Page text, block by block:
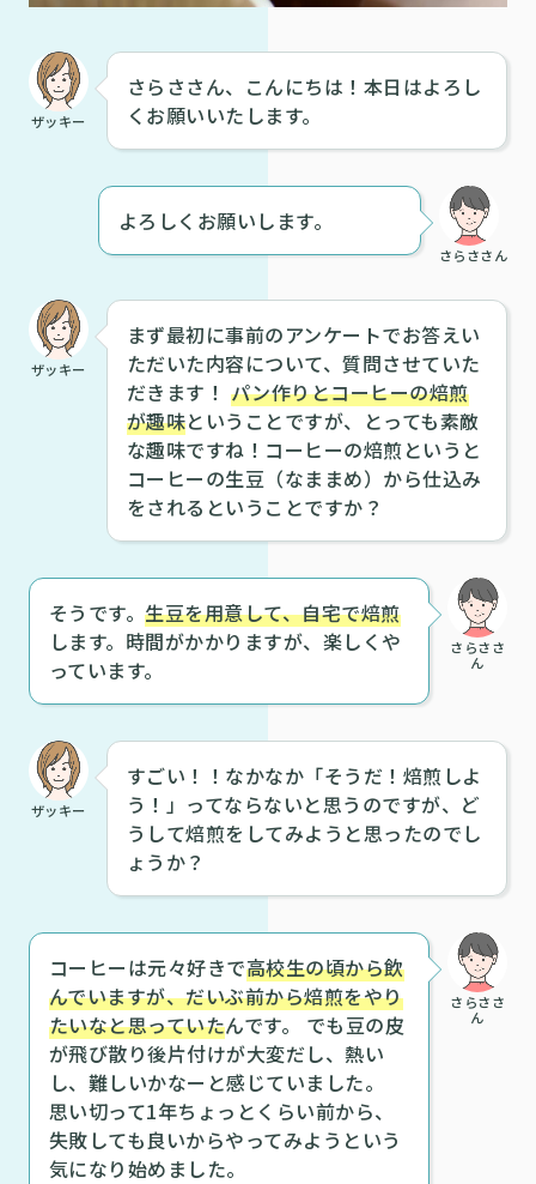
ザッキー
さらささん、こんにちは！本日はよろし
くお願いいたします。
さらささん
よろしくお願いします。
ザッキー
まず最初に事前のアンケートでお答えい
ただいた内容について、質問させていた
だきます！ パン作りとコーヒーの焙煎
が趣味ということですが、とっても素敵
な趣味ですね！コーヒーの焙煎というと
コーヒーの生豆（なままめ）から仕込み
をされるということですか？
さらささ
ん
そうです。生豆を用意して、自宅で焙煎
します。時間がかかりますが、楽しくや
っています。
ザッキー
すごい！！なかなか「そうだ！焙煎しよ
う！」ってならないと思うのですが、ど
うして焙煎をしてみようと思ったのでし
ょうか？
さらささ
ん
コーヒーは元々好きで高校生の頃から飲
んでいますが、だいぶ前から焙煎をやり
たいなと思っていたんです。 でも豆の皮
が飛び散り後片付けが大変だし、熱い
し、難しいかなーと感じていました。
思い切って1年ちょっとくらい前から、
失敗しても良いからやってみようという
気になり始めました。